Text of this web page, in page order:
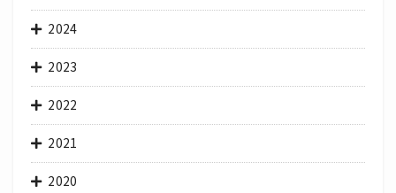
2024
2023
2022
2021
2020